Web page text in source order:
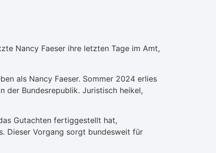
Nancy Faeser ihre letzten Tage im Amt,
als Nancy Faeser. Sommer 2024 erlies
der Bundesrepublik. Juristisch heikel,
Gutachten fertiggestellt hat,
Dieser Vorgang sorgt bundesweit für